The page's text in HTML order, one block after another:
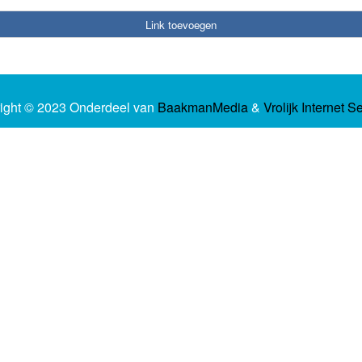
Link toevoegen
© 2023 Onderdeel van BaakmanMedia& Vrolijk Internet